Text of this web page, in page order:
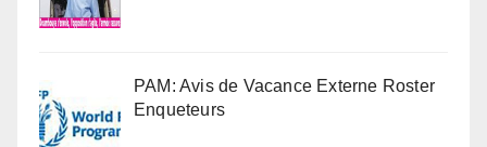
PAM: Avis de Vacance Externe Roster
Enqueteurs